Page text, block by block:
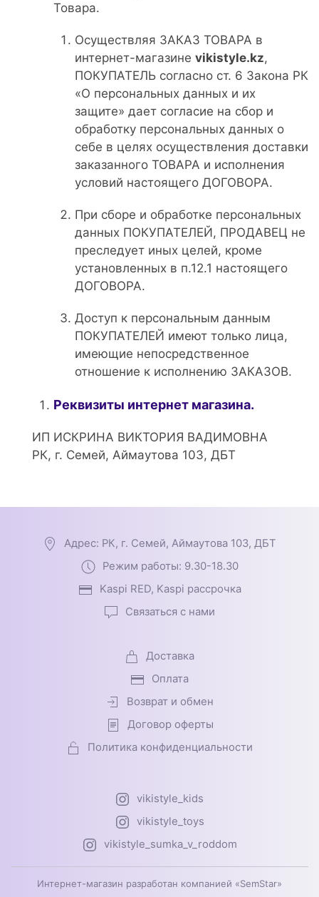
Товара.
Осуществляя ЗАКАЗ ТОВАРА в
интернет-магазине vikistyle.kz,
ПОКУПАТЕЛЬ согласно ст. 6 Закона РК
«О персональных данных и их
защите» дает согласие на сбор и
обработку персональных данных о
себе в целях осуществления доставки
заказанного ТОВАРА и исполнения
условий настоящего ДОГОВОРА.
При сборе и обработке персональных
данных ПОКУПАТЕЛЕЙ, ПРОДАВЕЦ не
преследует иных целей, кроме
установленных в п.12.1 настоящего
ДОГОВОРА.
Доступ к персональным данным
ПОКУПАТЕЛЕЙ имеют только лица,
имеющие непосредственное
отношение к исполнению ЗАКАЗОВ.
Реквизиты интернет магазина.
ИП ИСКРИНА ВИКТОРИЯ ВАДИМОВНА
РК, г. Семей, Аймаутова 103, ДБТ
Адрес: РК, г. Семей, Аймаутова 103, ДБТ
Режим работы: 9.30-18.30
Kaspi RED, Kaspi рассрочка
Связаться с нами
Доставка
Оплата
Возврат и обмен
Договор оферты
Политика конфиденциальности
vikistyle_kids
vikistyle_toys
vikistyle_sumka_v_roddom
Интернет-магазин разработан компанией «SemStar»